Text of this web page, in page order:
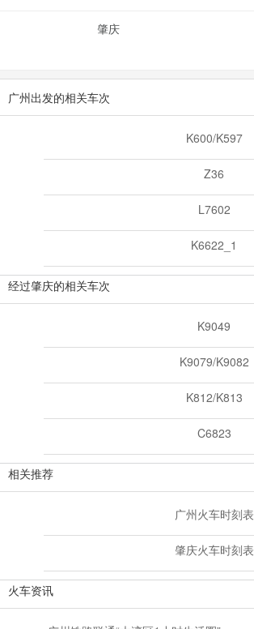
肇庆
广州出发的相关车次
K600/K597
Z36
L7602
K6622_1
经过肇庆的相关车次
K9049
K9079/K9082
K812/K813
C6823
相关推荐
广州火车时刻表
肇庆火车时刻表
火车资讯